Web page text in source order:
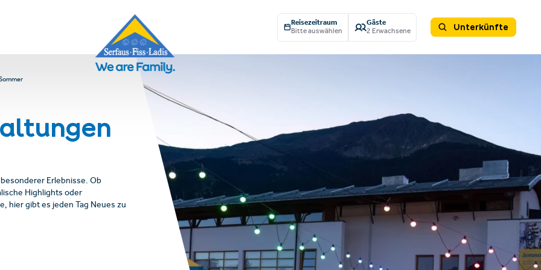
Reisezeitraum
Bitte auswählen
Gäste
2 Erwachsene
Unterkünfte
Erlebnisse. Ob
Highlights oder
hier gibt es jeden Tag Neues zu